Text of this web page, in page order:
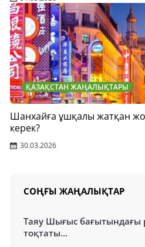
ҚАЗАҚСТАН ЖАҢАЛЫҚТАРЫ
Шанхайға ұшқалы жатқан
керек?
30.03.2026
СОҢҒЫ ЖАҢАЛЫҚТАР
Таяу Шығыс бағытындағы
тоқтаты...